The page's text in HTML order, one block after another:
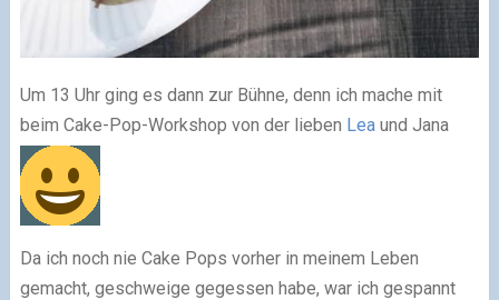
Um 13 Uhr ging es dann zur Bühne, denn ich mache mit
beim Cake-Pop-Workshop von der lieben Leaund Jana
Da ich noch nie Cake Pops vorher in meinem Leben
gemacht, geschweige gegessen habe, war ich gespannt